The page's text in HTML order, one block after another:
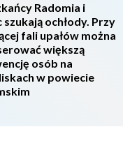
Radomia i
szukają ochłody. Przy
fali upałów można
większą
osób na
w powiecie